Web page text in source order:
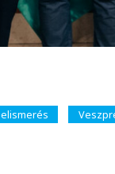
elismerés